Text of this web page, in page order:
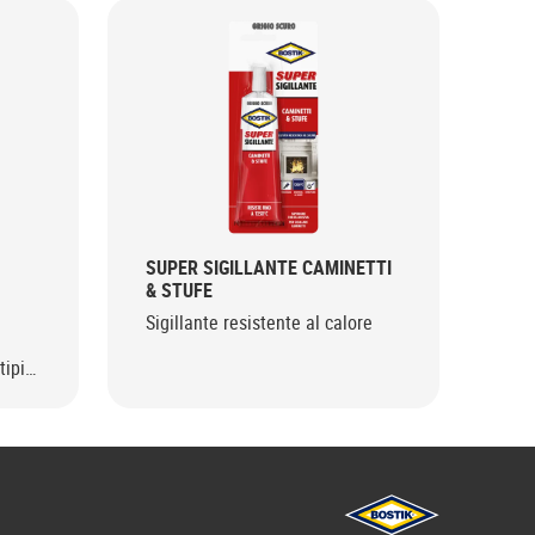
SUPER SIGILLANTE CAMINETTI
& STUFE
Sigillante resistente al calore